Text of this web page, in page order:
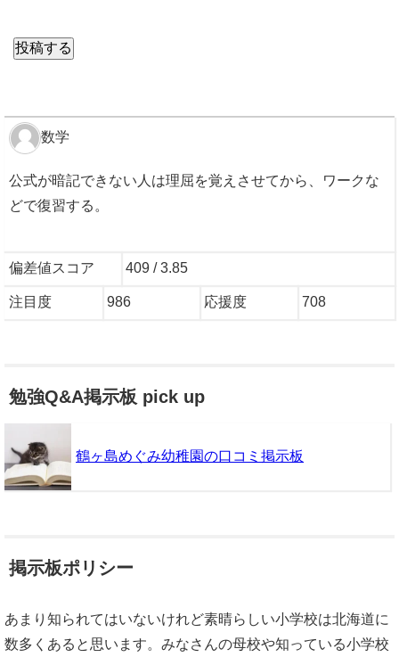
数学
公式が暗記できない人は理屈を覚えさせてから、ワークな
どで復習する。
偏差値スコア 409 / 3.85
注目度 986 応援度 708
勉強Q&A掲示板 pick up
鶴ヶ島めぐみ幼稚園の口コミ掲示板
掲示板ポリシー
あまり知られてはいないけれど素晴らしい小学校は北海道に
数多くあると思います。みなさんの母校や知っている小学校